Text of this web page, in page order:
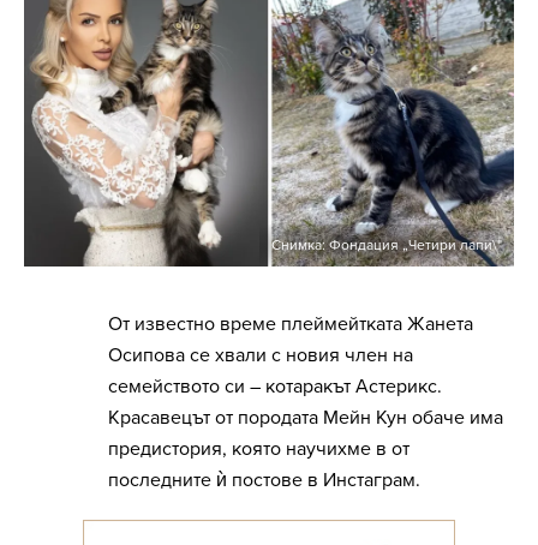
Снимка: Фондация „Четири лапи\"
От известно време плеймейтката Жанета
Осипова се хвали с новия член на
семейството си – котаракът Астерикс.
Красавецът от породата Мейн Кун обаче има
предистория, която научихме в от
последните ѝ постове в Инстаграм.